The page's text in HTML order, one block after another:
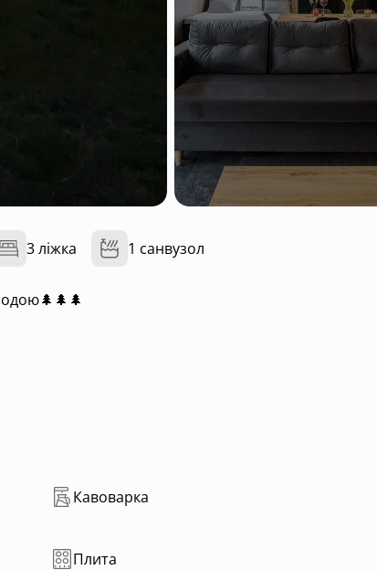
3 ліжка
1 санвузол
Кавоварка
Плита